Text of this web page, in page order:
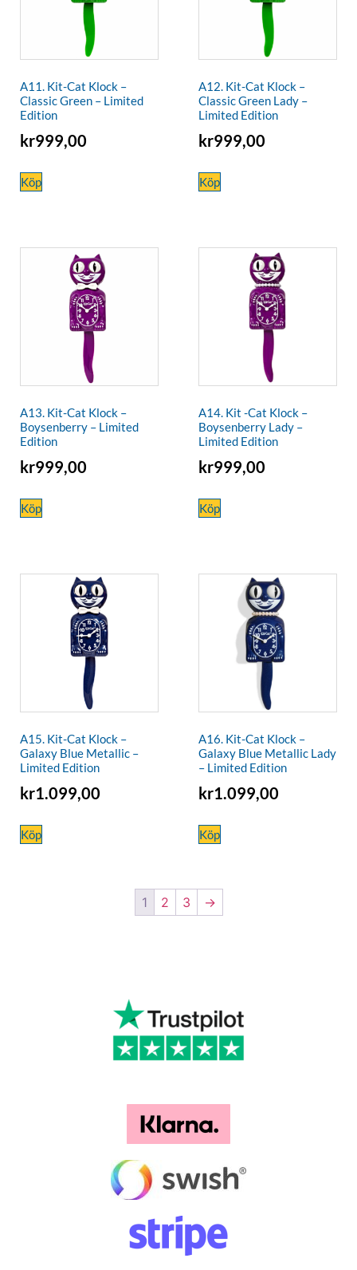
A11. Kit-Cat Klock –
Classic Green – Limited
Edition
kr999,00
Köp
A12. Kit-Cat Klock –
Classic Green Lady –
Limited Edition
kr999,00
Köp
A13. Kit-Cat Klock –
Boysenberry – Limited
Edition
kr999,00
Köp
A14. Kit -Cat Klock –
Boysenberry Lady –
Limited Edition
kr999,00
Köp
A15. Kit-Cat Klock –
Galaxy Blue Metallic –
Limited Edition
kr1.099,00
Köp
A16. Kit-Cat Klock –
Galaxy Blue Metallic Lady
– Limited Edition
kr1.099,00
Köp
1 2 3 →